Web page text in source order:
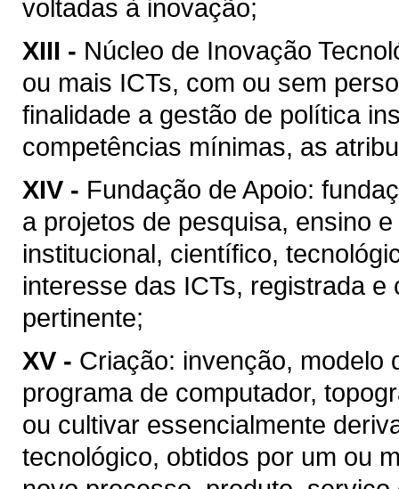
voltadas à inovação;
XIII - Núcleo de Inovação
ou mais ICTs, com ou sem
finalidade a gestão de política
competências mínimas, as
XIV - Fundação de Apoio:
a projetos de pesquisa, ensino
institucional, científico,
interesse das ICTs, registrada
pertinente;
XV - Criação: invenção, modelo
programa de computador,
ou cultivar essencialmente
tecnológico, obtidos por um ou